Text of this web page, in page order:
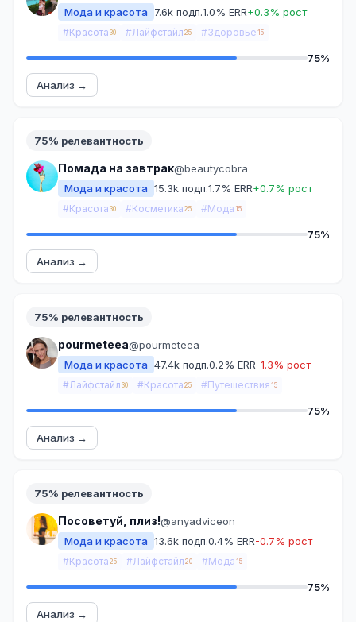
Мода и красота
7.6k подп.1.0% ERR+0.3% рост
#Красота 30 #Лайфстайл 25 #Здоровье 15
75%
Анализ →
75% релевантность
Помада на завтрак@beautycobra
Мода и красота 15.3k подп.1.7% ERR+0.7% рост
#Красота 30 #Косметика 25 #Мода 15
75%
Анализ →
75% релевантность
pourmeteea@pourmeteea
Мода и красота 47.4k подп.0.2% ERR-1.3% рост
#Лайфстайл 30 #Красота 25 #Путешествия 15
75%
Анализ →
75% релевантность
Посоветуй, плиз!@anyadviceon
Мода и красота 13.6k подп.0.4% ERR-0.7% рост
#Красота 25 #Лайфстайл 20 #Мода 15
75%
Анализ →